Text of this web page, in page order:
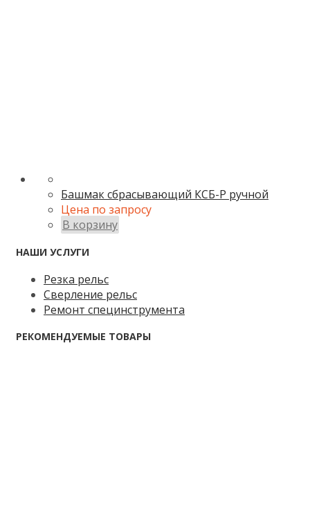
Башмак сбрасывающий КСБ-Р ручной
Цена по запросу
В корзину
НАШИ УСЛУГИ
Резка рельс
Сверление рельс
Ремонт специнструмента
РЕКОМЕНДУЕМЫЕ ТОВАРЫ